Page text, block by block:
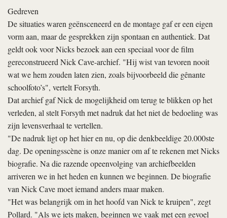
Gedreven
De situaties waren geënsceneerd en de montage gaf er een eigen
vorm aan, maar de gesprekken zijn spontaan en authentiek. Dat
geldt ook voor Nicks bezoek aan een speciaal voor de film
gereconstrueerd Nick Cave-archief. "Hij wist van tevoren nooit
wat we hem zouden laten zien, zoals bijvoorbeeld die gênante
schoolfoto’s", vertelt Forsyth.
Dat archief gaf Nick de mogelijkheid om terug te blikken op het
verleden, al stelt Forsyth met nadruk dat het niet de bedoeling was
zijn levensverhaal te vertellen.
"De nadruk ligt op het hier en nu, op die denkbeeldige 20.000ste
dag. De openingsscène is onze manier om af te rekenen met Nicks
biografie. Na die razende opeenvolging van archiefbeelden
arriveren we in het heden en kunnen we beginnen. De biografie
van Nick Cave moet iemand anders maar maken.
"Het was belangrijk om in het hoofd van Nick te kruipen", zegt
Pollard. "Als we iets maken, beginnen we vaak met een gevoel